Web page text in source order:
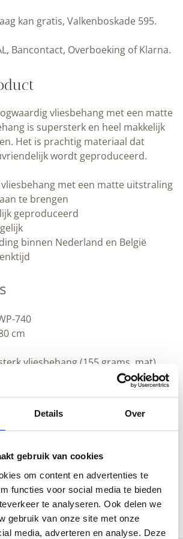
Details Over
gebruik van cookies
om content en advertenties te
functies voor social media te bieden
te analyseren. Ook delen we
gebruik van onze site met onze
media, adverteren en analyse. Deze
Grafische
lijnen
|
|100
280
cm
|
Kek
|
Peltenburg
Natuurverf
aantal
kan gratis, Valkenboskade 595.
Bancontact, Overboeking of Klarna.
vliesbehang met een matte
is supersterk en heel makkelijk
Het is prachtig materiaal dat
wordt geproduceerd.
met een matte uitstraling
te brengen
geproduceerd
binnen Nederland en België
740
cm
vliesbehang (155 grams, mat).
aan te brengen.
Ready & Roll voor vliesbehang